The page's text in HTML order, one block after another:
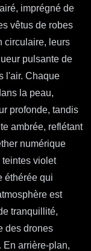
imprégné de
vêtus de robes
circulaire, leurs
pulsante de
l'air. Chaque
la peau,
profonde, tandis
ambrée, reflétant
numérique
violet
éthérée qui
est
tranquillité,
des drones
En arrière-plan,